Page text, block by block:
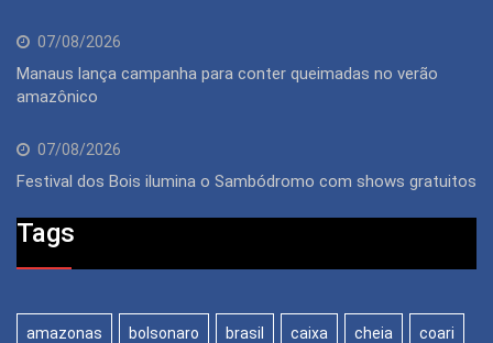
07/08/2026
Manaus lança campanha para conter queimadas no verão
amazônico
07/08/2026
Festival dos Bois ilumina o Sambódromo com shows gratuitos
Tags
amazonas bolsonaro brasil caixa cheia coari